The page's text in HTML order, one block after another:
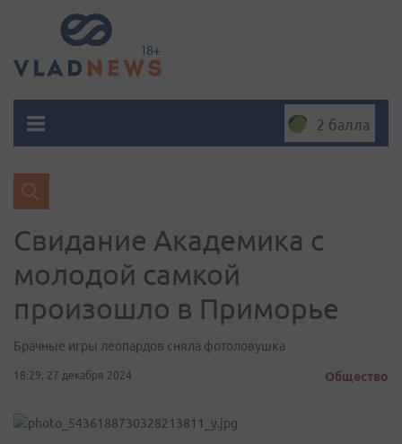
2 балла
Свидание Академика с
молодой самкой
произошло в Приморье
Брачные игры леопардов сняла фотоловушка
18:29, 27 декабря 2024 Общество